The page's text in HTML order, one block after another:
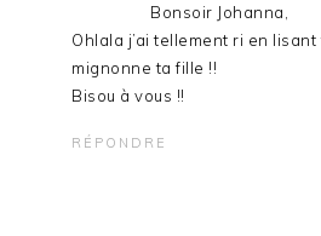
Bonsoir Johanna,
Ohlala j’ai tellement ri en
mignonne ta fille !!
Bisou à vous !!
RÉPONDRE